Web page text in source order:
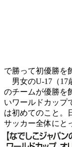
で勝って初優勝を
男女のU-17（17
のチームが優勝を
いワールドカップ
は初めてのこと。
サッカー全体にと